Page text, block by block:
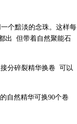
个黯淡的念珠。这样每
出 但带着自然聚能石
分碎裂精华换卷 可以
自然精华可换90个卷